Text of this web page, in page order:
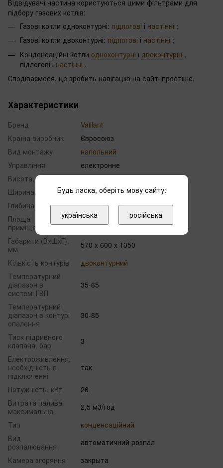
Відвідувачі частина користуються цими фільтрами для
підбору газових котлів:
Газові котли одноконтурні: підлогові і настінні ;
Газові котли двоконтурні: підлогові і настінні ;
Конденсаційні котли одноконтурні і двоконтурні ,
підлогові і настінні .
Сподіваємося, це зробить навігацію на сайті простіше.
Характеристики
Бренд
Vaillant
Країна виробник
Євросоюз
Вид монтажу
напольний
Управління
електронне
Висота, мм
Ширина, мм
600
Глибина, мм
1350
Площа
приміщення, кв.м.
220
Габарити (ВxШxГ),
мм
570 х 600 х 1350
Кількість контурів
двоконтурний
Температурний
діапазон в
системі ГВП
35-65
Температурний
діапазон в контурі
опалення
30-85
Тиск підривного
клапана, бар
3
Електроживлення,
необхідність в
підключенні
так
Потужність, кВт
26
Витрата палива
максимальна
2,5 м3/год
Тип
конденсаційний
Вид
розпалювання
автоматичний розпал
Камера згоряння
закрыта
Будь ласка, оберіть мову сайту:
українська російська